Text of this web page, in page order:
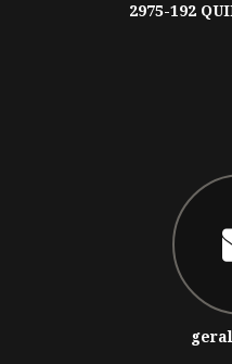
2975-192